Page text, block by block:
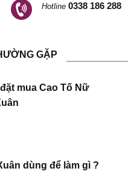
Hotline 0338 186 288
GẶP
mua Cao Tố Nữ
dùng để làm gì ?